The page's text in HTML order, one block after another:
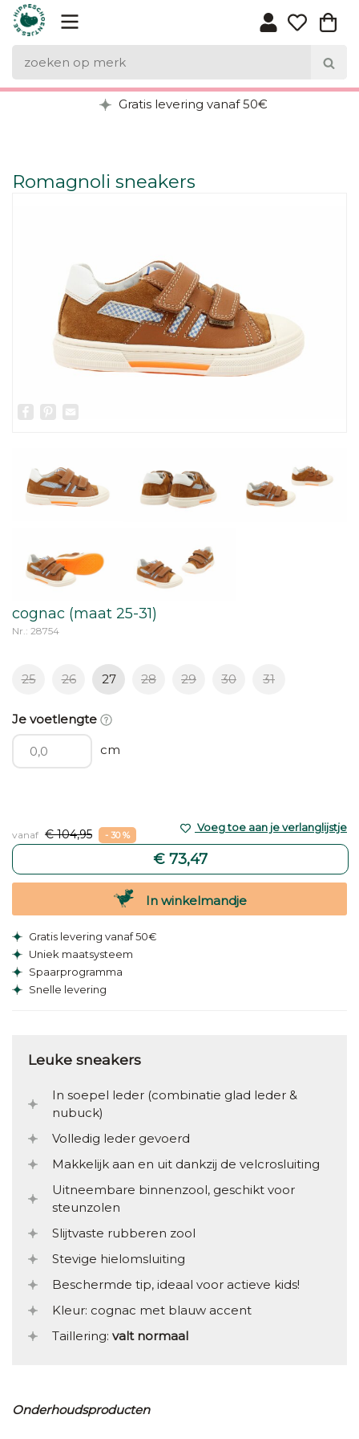
Gratis levering vanaf 50€
Romagnoli sneakers
Facebook
Pinterest
cognac (maat 25-31)
Nr.: 28754
25 26 27 28 29 30 31
Je voetlengte
cm
vanaf € 104,95 - 30 %
€ 73,47
Voeg toe aan je verlanglijstje
In winkelmandje
Gratis levering vanaf 50€
Uniek maatsysteem
Spaarprogramma
Snelle levering
Leuke sneakers
In soepel leder (combinatie glad leder &
nubuck)
Volledig leder gevoerd
Makkelijk aan en uit dankzij de velcrosluiting
Uitneembare binnenzool, geschikt voor
steunzolen
Slijtvaste rubberen zool
Stevige hielomsluiting
Beschermde tip, ideaal voor actieve kids!
Kleur: cognac met blauw accent
Taillering: valt normaal
Onderhoudsproducten